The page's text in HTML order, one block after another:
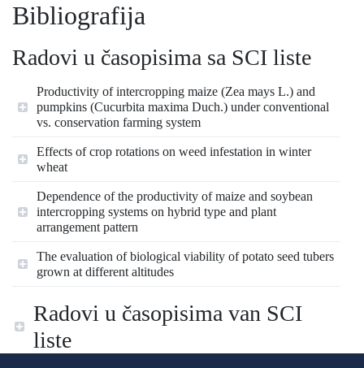
Bibliografija
Radovi u časopisima sa SCI liste
Productivity of intercropping maize (Zea mays L.) and
pumpkins (Cucurbita maxima Duch.) under conventional
vs. conservation farming system
Effects of crop rotations on weed infestation in winter
wheat
Dependence of the productivity of maize and soybean
intercropping systems on hybrid type and plant
arrangement pattern
The evaluation of biological viability of potato seed tubers
grown at different altitudes
Radovi u časopisima van SCI
liste